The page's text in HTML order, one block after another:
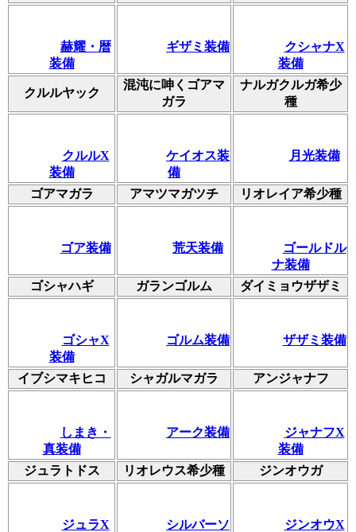
赫耀・暦
装備
ギザミ装備
クシャナX
装備
クルルヤック
混沌に呻くゴアマ
ガラ
ナルガクルガ希少
種
クルルX
装備
ケイオス装
備
月光装備
ゴアマガラ アマツマガツチ リオレイア希少種
ゴア装備 荒天装備
ゴールドル
ナ装備
ゴシャハギ
ガランゴルム ダイミョウザザミ
ゴシャX
装備
ゴルム装備 ザザミ装備
イブシマキヒコ シャガルマガラ アンジャナフ
しまき・
真装備
アーク装備
ジャナフX
装備
ジュラトドス
リオレウス希少種 ジンオウガ
ジュラX
シルバーソ
ジンオウX